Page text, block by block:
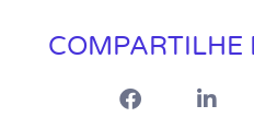
COMPARTILHE